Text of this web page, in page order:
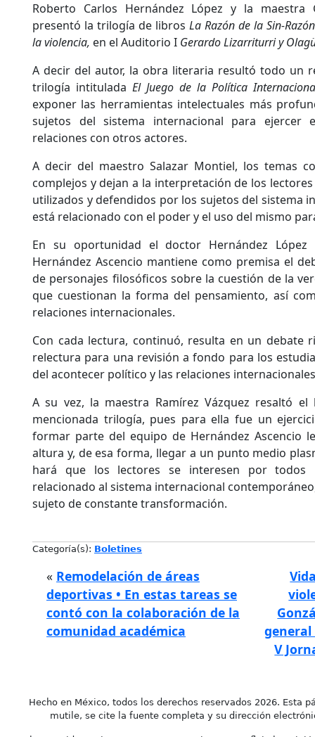
Roberto Carlos Hernández López y la maestra
presentó la trilogía de libros La Razón de la Sin-Razón
la violencia, en el Auditorio I Gerardo Lizarriturri y
A decir del autor, la obra literaria resultó todo un
trilogía intituladaEl Juego de la Política
exponer las herramientas intelectuales más
sujetos del sistema internacional para
relaciones con otros actores.
A decir del maestro Salazar Montiel, los temas
complejos y dejan a la interpretación de los
utilizados y defendidos por los sujetos del sistema
está relacionado con el poder y el uso del mismo
En su oportunidad el doctor Hernández
Hernández Ascencio mantiene como premisa el
de personajes filosóficos sobre la cuestión de la
que cuestionan la forma del pensamiento, así
relaciones internacionales.
Con cada lectura, continuó, resulta en un debate
relectura para una revisión a fondo para los
del acontecer político y las relaciones
A su vez, la maestra Ramírez Vázquez resaltó
mencionada trilogía, pues para ella fue un
formar parte del equipo de Hernández Ascencio
altura y, de esa forma, llegar a un punto medio
hará que los lectores se interesen por todos
relacionado al sistema internacional
sujeto de constante transformación.
Categoría(s): Boletines
« Remodelación de áreas
deportivas • En estas tareas se
contó con la colaboración de la
comunidad académica
general
V
Hecho en México, todos los derechos reservados 2026. Esta
mutile, se cite la fuente completa y su dirección